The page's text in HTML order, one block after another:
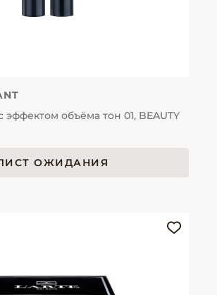
объёма тон 01, BEAUTY
ОЖИДАНИЯ